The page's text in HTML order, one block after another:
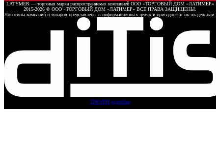
LATYMER — торговая марка распространяемая компанией ООО «ТОРГОВЫЙ ДОМ «ЛАТИМЕР»
2015-2026 © ООО «ТОРГОВЫЙ ДОМ «ЛАТИМЕР» ВСЕ ПРАВА ЗАЩИЩЕНЫ.
Логотипы компаний и товаров представлены в информационных целях и принадлежат их владельцам.
IT&WEB розробки